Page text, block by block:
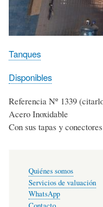
Tanques
Disponibles
Referencia Nº 1339
Acero Inoxidable
Con sus tapas y conectores
primarios
Quiénes somos
Servicios de valuación
WhatsApp